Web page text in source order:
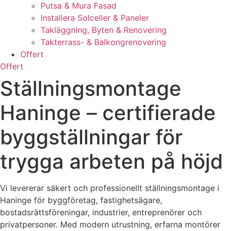
Putsa & Mura Fasad
Installera Solceller & Paneler
Takläggning, Byten & Renovering
Takterrass- & Balkongrenovering
Offert
Offert
Ställningsmontage
Haninge – certifierade
byggställningar för
trygga arbeten på höjd
Vi levererar säkert och professionellt ställningsmontage i
Haninge för byggföretag, fastighetsägare,
bostadsrättsföreningar, industrier, entreprenörer och
privatpersoner. Med modern utrustning, erfarna montörer